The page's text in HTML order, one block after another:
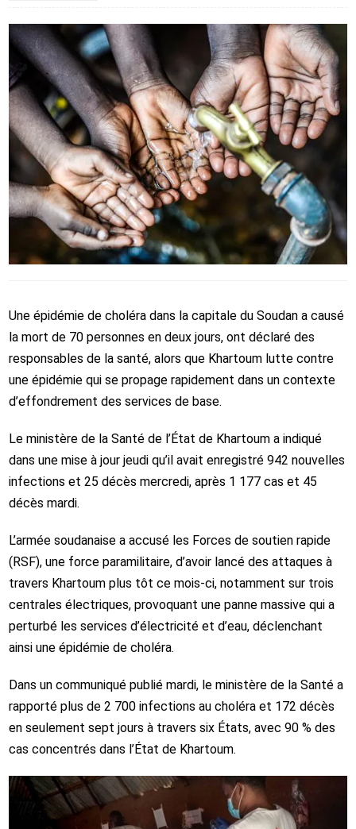
Une épidémie de choléra dans la capitale du Soudan a causé
la mort de 70 personnes en deux jours, ont déclaré des
responsables de la santé, alors que Khartoum lutte contre
une épidémie qui se propage rapidement dans un contexte
d’effondrement des services de base.
Le ministère de la Santé de l’État de Khartoum a indiqué
dans une mise à jour jeudi qu’il avait enregistré 942 nouvelles
infections et 25 décès mercredi, après 1 177 cas et 45
décès mardi.
L’armée soudanaise a accusé les Forces de soutien rapide
(RSF), une force paramilitaire, d’avoir lancé des attaques à
travers Khartoum plus tôt ce mois-ci, notamment sur trois
centrales électriques, provoquant une panne massive qui a
perturbé les services d’électricité et d’eau, déclenchant
ainsi une épidémie de choléra.
Dans un communiqué publié mardi, le ministère de la Santé a
rapporté plus de 2 700 infections au choléra et 172 décès
en seulement sept jours à travers six États, avec 90 % des
cas concentrés dans l’État de Khartoum.